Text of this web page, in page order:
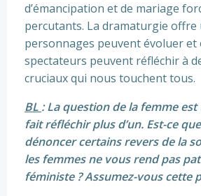
d’émancipation et de mariage
percutants. La dramaturgie offre
personnages peuvent évoluer et
spectateurs peuvent réfléchir à
cruciaux qui nous touchent tous.
BL : La question de la femme
fait réfléchir plus d’un. Est-ce
dénoncer certains revers de la
les femmes ne vous rend pas
féministe ? Assumez-vous cette